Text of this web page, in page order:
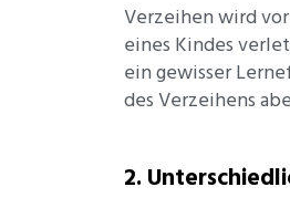
Verzeihen wird
eines Kindes
ein gewisser
des Verzeihens
2.